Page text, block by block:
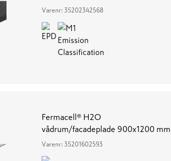
Varenr: 35202342568
Fermacell® H2O
vådrum/facadeplade 900x1200 mm
Varenr: 35201602593